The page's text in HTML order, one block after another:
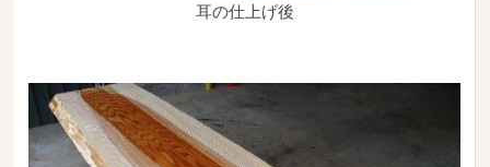
耳の仕上げ後